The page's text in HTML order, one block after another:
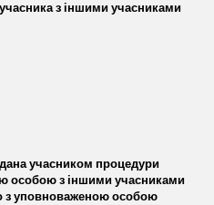
з іншими учасниками
учасником процедури
особою з іншими учасниками
з уповноваженою особою